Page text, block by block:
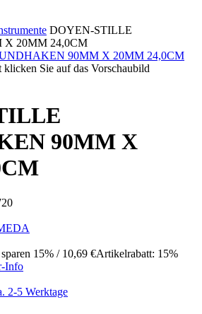
DOYEN-STILLE
20MM 24,0CM
Sie auf das Vorschaubild
90MM X
sparen 15% / 10,69 €Artikelrabatt: 15%
Info
2-5 Werktage